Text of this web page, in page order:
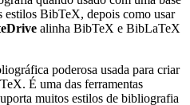
estilos BibTeX, depois como usar
alinha BibTeX e BibLaTeX
poderosa usada para criar
É uma das ferramentas
muitos estilos de bibliografia